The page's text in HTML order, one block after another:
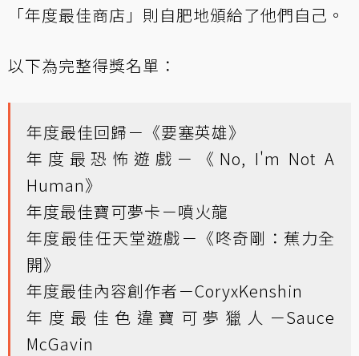
「年度最佳商店」則自肥地頒給了他們自己。
以下為完整得獎名單：
年度最佳回歸－《要塞英雄》
年度最恐怖遊戲－《No, I'm Not A
Human》
年度最佳寶可夢卡－噴火龍
年度最佳任天堂遊戲－《咚奇剛：蕉力全
開》
年度最佳內容創作者－CoryxKenshin
年度最佳色違寶可夢獵人－Sauce
McGavin